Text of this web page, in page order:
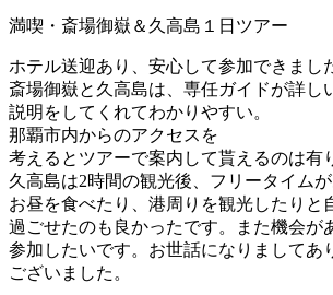
満喫・斎場御嶽＆久高島１日ツアー
ホテル送迎あり、安心して参加できまし
斎場御嶽と久高島は、専任ガイドが詳し
説明をしてくれてわかりやすい。
那覇市内からのアクセスを
考えるとツアーで案内して貰えるのは有
久高島は2時間の観光後、フリータイムが
お昼を食べたり、港周りを観光したりと
過ごせたのも良かったです。また機会が
参加したいです。お世話になりましてあ
ございました。